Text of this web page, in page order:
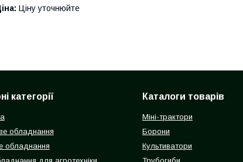
Ціну уточнюйте
категорії
обладнання
обладнання
Каталоги товарів
Міні-трактори
Борони
Культиватори